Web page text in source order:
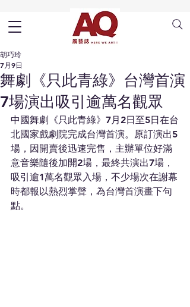
舞劇《只此青綠》台灣首演
7場演出吸引逾萬名觀眾
胡巧玲
7月9日
中國舞劇《只此青綠》7月2日至5日在台
北國家戲劇院完成台灣首演。原訂演出5
場，因開賣後迅速完售，主辦單位好滿
意音樂隨後加開2場，最終共演出7場，
吸引逾1萬名觀眾入場，不少場次在謝幕
時都報以熱烈掌聲，為台灣首演畫下句
點。